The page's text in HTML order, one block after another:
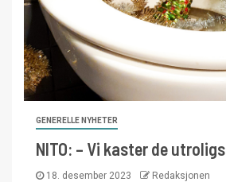
GENERELLE NYHETER
NITO: – Vi kaster de
18. desember 2023 Redaksjonen